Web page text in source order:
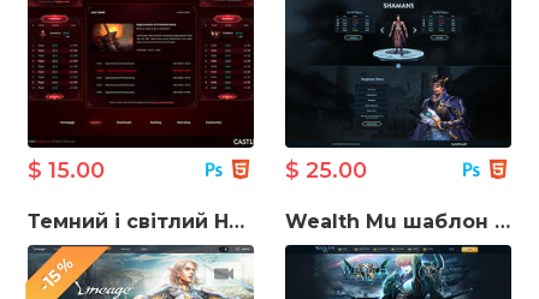
$ 15.00 $ 25.00
-15%
Темний і світлий HTML-шаблон Lineage 2 Wealth Mu шаблон онлайн-ігри